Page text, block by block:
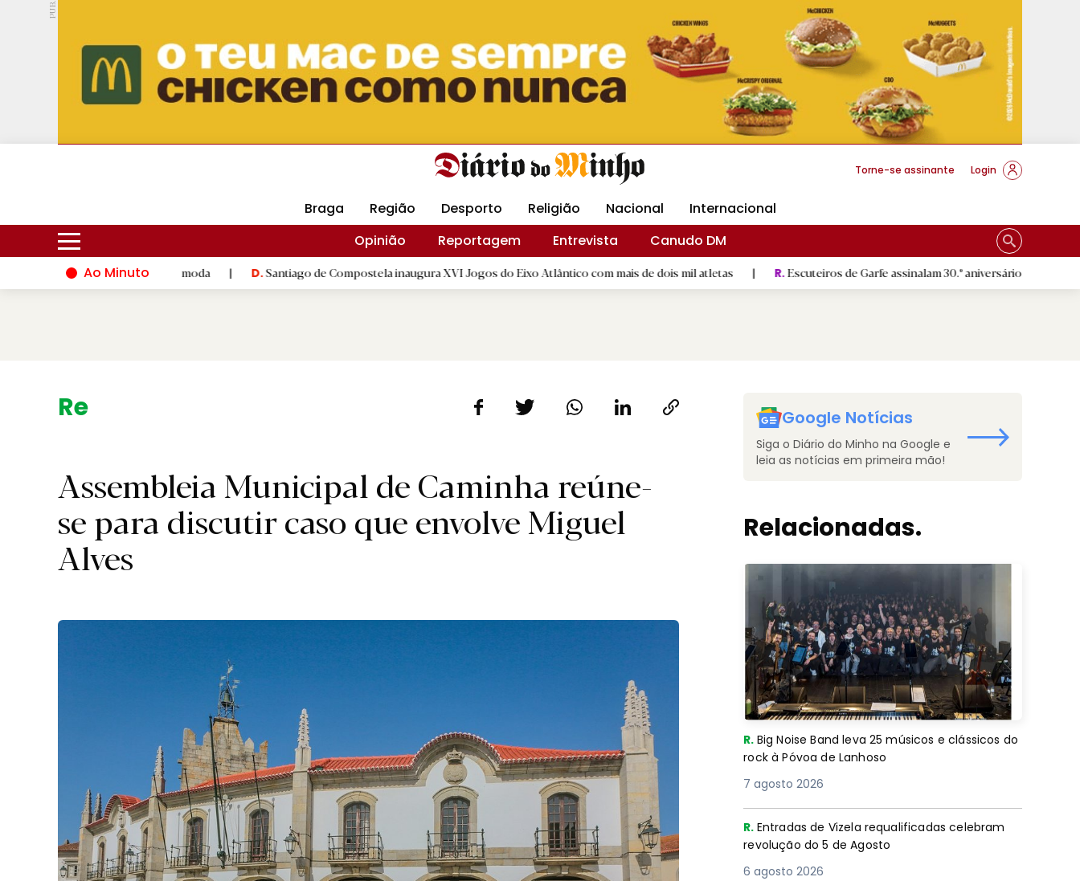
PUB.
Hoje 17ºC 25ºC DMtv Revista Minha Gráfica DM Livraria DM Arquidiocese Braga
Torne-se assinante Login
Braga Região Desporto Religião Nacional
Internacional
Opinião
Reportagem Entrevista
Canudo DM
Ao Minuto
do mundo da moda D.Santiago de Compostela inaugura XVI Jogos do Eixo Atlântico com mais de dois mil atletas | R.Escuteiros de Garfe assinalam 30.º aniversário em setembro
Região.
Assembleia Municipal de Caminha reúne-
se para discutir caso que envolve Miguel
Alves
Google Notícias
Siga o Diário do Minho na Google e
leia as notícias em primeira mão!
Relacionadas.
R. Big Noise Band leva 25 músicos e clássicos do
rock à Póvoa de Lanhoso
7 agosto 2026
R. Entradas de Vizela requalificadas celebram
revolução do 5 de Agosto
6 agosto 2026